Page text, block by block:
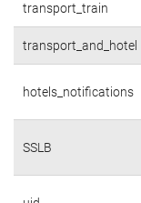
transport_train
transport_and_hotel
hotels_notifications
SSLB